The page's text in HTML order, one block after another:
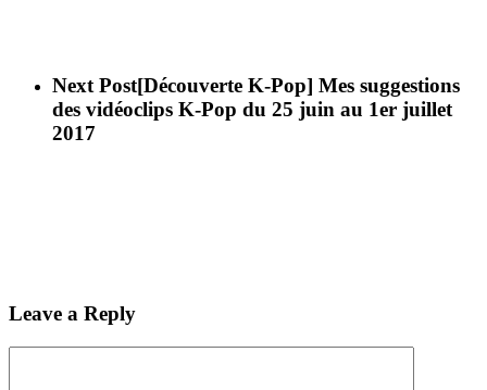
Next Post[Découverte K-Pop] Mes suggestions
des vidéoclips K-Pop du 25 juin au 1er juillet
2017
Leave a Reply